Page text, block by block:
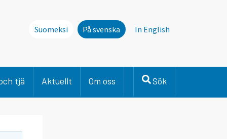
Suomeksi På svenska In English
tjä Aktuellt Om oss Sök